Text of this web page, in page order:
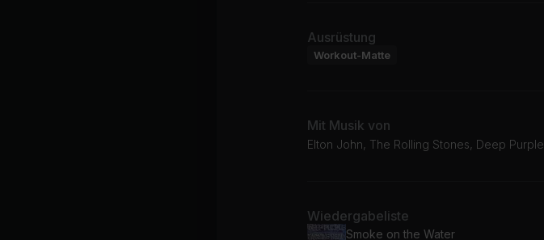
Ausrüstung
Workout-Matte
Mit Musik von
Elton John, The Rolling Stones, Deep Purple
Wiedergabeliste
Smoke on the Water